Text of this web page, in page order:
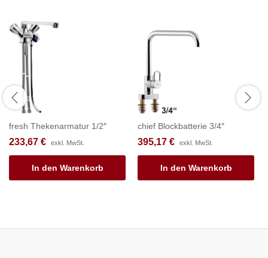
fresh Thekenarmatur 1/2″
233,67 € exkl. MwSt.
In den Warenkorb
chief Blockbatterie 3/4″
395,17 € exkl. MwSt.
In den Warenkorb